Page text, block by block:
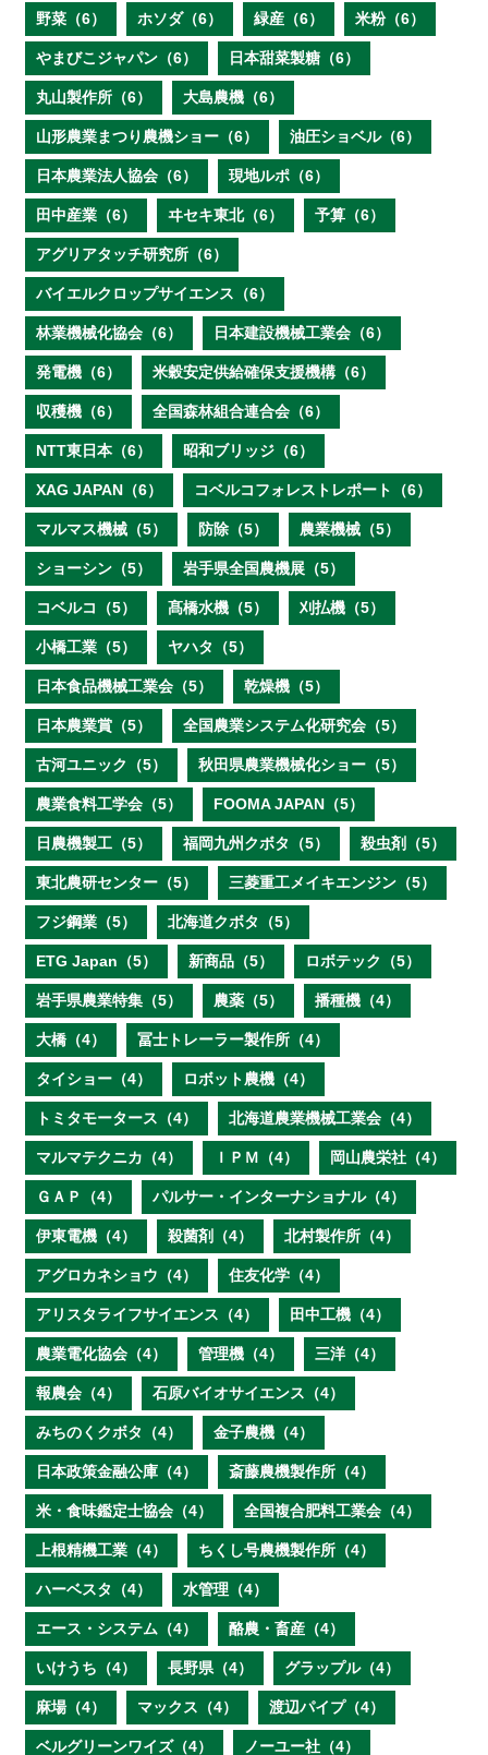
野菜（6） ホソダ（6） 緑産（6） 米粉（6）
やまびこジャパン（6） 日本甜菜製糖（6）
丸山製作所（6） 大島農機（6）
山形農業まつり農機ショー（6） 油圧ショベル（6）
日本農業法人協会（6） 現地ルポ（6）
田中産業（6） ヰセキ東北（6） 予算（6）
アグリアタッチ研究所（6）
バイエルクロップサイエンス（6）
林業機械化協会（6） 日本建設機械工業会（6）
発電機（6） 米穀安定供給確保支援機構（6）
収穫機（6） 全国森林組合連合会（6）
NTT東日本（6） 昭和ブリッジ（6）
XAG JAPAN（6） コベルコフォレストレポート（6）
マルマス機械（5） 防除（5） 農業機械（5）
ショーシン（5） 岩手県全国農機展（5）
コベルコ（5） 髙橋水機（5） 刈払機（5）
小橋工業（5） ヤハタ（5）
日本食品機械工業会（5） 乾燥機（5）
日本農業賞（5） 全国農業システム化研究会（5）
古河ユニック（5） 秋田県農業機械化ショー（5）
農業食料工学会（5） FOOMA JAPAN（5）
日農機製工（5） 福岡九州クボタ（5） 殺虫剤（5）
東北農研センター（5） 三菱重工メイキエンジン（5）
フジ鋼業（5） 北海道クボタ（5）
ETG Japan（5） 新商品（5） ロボテック（5）
岩手県農業特集（5） 農薬（5） 播種機（4）
大橋（4） 冨士トレーラー製作所（4）
タイショー（4） ロボット農機（4）
トミタモータース（4） 北海道農業機械工業会（4）
マルマテクニカ（4） ＩＰＭ（4） 岡山農栄社（4）
ＧＡＰ（4） パルサー・インターナショナル（4）
伊東電機（4） 殺菌剤（4） 北村製作所（4）
アグロカネショウ（4） 住友化学（4）
アリスタライフサイエンス（4） 田中工機（4）
農業電化協会（4） 管理機（4） 三洋（4）
報農会（4） 石原バイオサイエンス（4）
みちのくクボタ（4） 金子農機（4）
日本政策金融公庫（4） 斎藤農機製作所（4）
米・食味鑑定士協会（4） 全国複合肥料工業会（4）
上根精機工業（4） ちくし号農機製作所（4）
ハーベスタ（4） 水管理（4）
エース・システム（4） 酪農・畜産（4）
いけうち（4） 長野県（4） グラップル（4）
麻場（4） マックス（4） 渡辺パイプ（4）
ベルグリーンワイズ（4） ノーユー社（4）